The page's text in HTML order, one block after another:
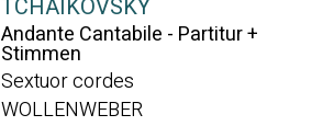
TCHAIKOVSKY
Andante Cantabile - Partitur +
Stimmen
Sextuor cordes
WOLLENWEBER